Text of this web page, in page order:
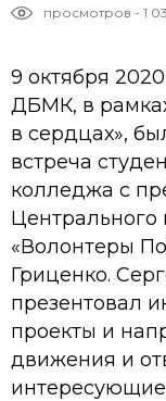
просмотров - 1
9 октября
ДБМК, в
в сердцах»,
встреча
колледжа с
«Волонтеры
Гриценко.
презентовал
проекты и
движения и